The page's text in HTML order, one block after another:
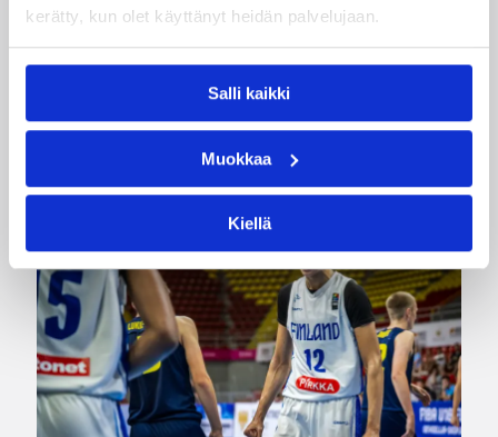
kerätty, kun olet käyttänyt heidän palvelujaan.
Salli kaikki
Muokkaa
Kiellä
Naisten joukkue nappasi avauspäivänä kaksi
voittoa neljästä ottelustaan, kun taas miesten
joukkue haastoi vastustajiaan tiukoissa
kamppailuissa, mutta jäi tällä kertaa ilman
voittoja.